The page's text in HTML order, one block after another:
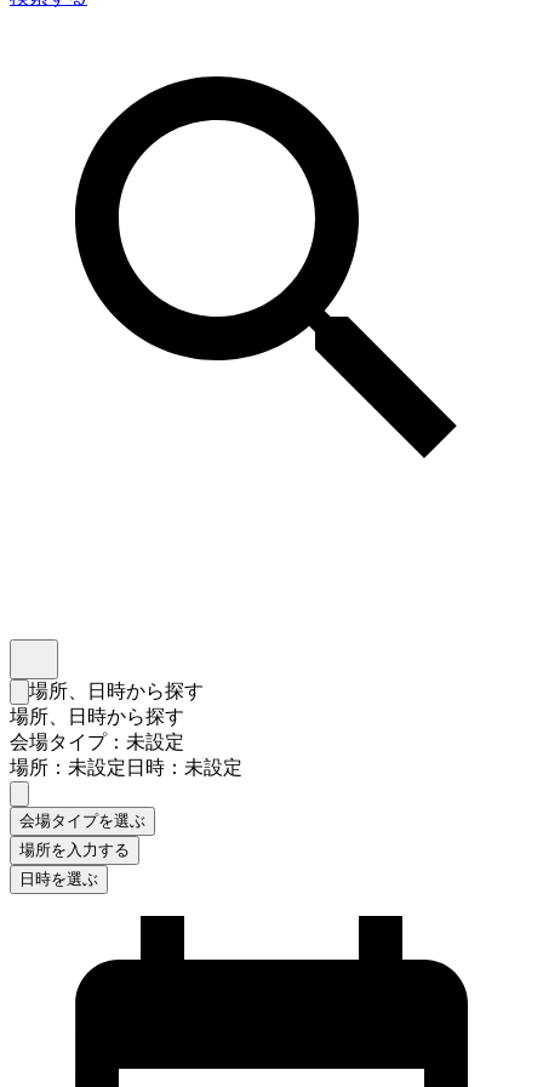
検索フォームを閉じる
場所、日時から探す
場所、日時から探す
会場タイプ：未設定
場所：未設定日時：未設定
会場タイプを選ぶ
場所を入力する
日時を選ぶ